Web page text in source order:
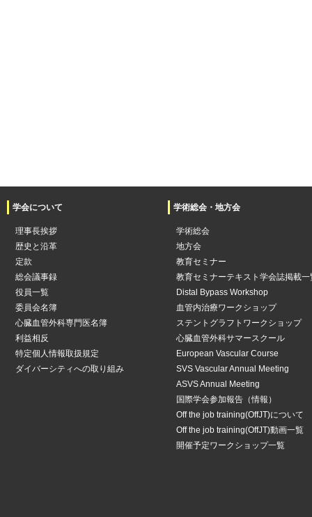
学会について
理事長挨拶
歴史と沿革
定款
総会議事録
役員一覧
委員会名簿
心臓血管外科専門医名簿
利益相反
特定個人情報取扱規定
ダイバーシティへの取り組み
学術総会・地方会
学術総会
地方会
教育セミナー
教育セミナーテキスト学会誌掲載一
Distal Bypass Workshop
血管内治療ワークショップ
ステントグラフトワークショップ
心臓血管外科サマースクール
European Vascular Course
SVS Vascular Annual Meeting
ASVS Annual Meeting
国際学会参加報告（情報）
Off the job training(OffJT)について
Off the job training(OffJT)動画一覧
開催予定ワークショップ一覧